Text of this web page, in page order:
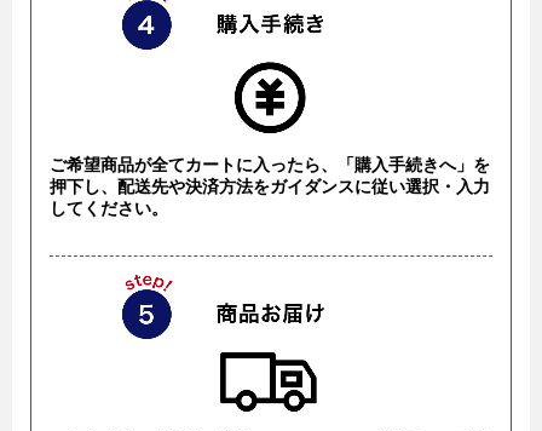
ご希望商品が全てカートに入ったら、「購入手続きへ」を
押下し、配送先や決済方法をガイダンスに従い選択・入力
してください。